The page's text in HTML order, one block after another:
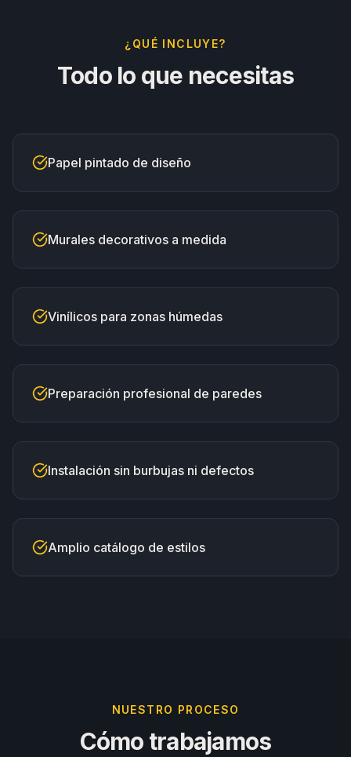
¿QUÉ INCLUYE?
Todo lo que necesitas
Papel pintado de diseño
Murales decorativos a medida
Vinílicos para zonas húmedas
Preparación profesional de paredes
Instalación sin burbujas ni defectos
Amplio catálogo de estilos
NUESTRO PROCESO
Cómo trabajamos